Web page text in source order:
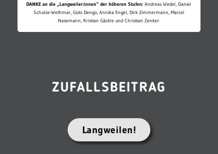
DANKE an die „Langweiler:innen“ der höheren Stufen: Andreas Wedel, Daniel
Schulze-Wethmar, Goto Dengo, Annika Engel, Dirk Zimmermann, Marcel
Nasemann, Kristian Gäckle und Christian Zenker.
ZUFALLSBEITRAG
Langweilen!